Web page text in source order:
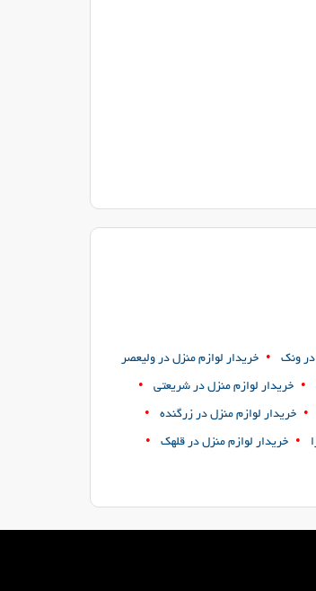
در ونک • خریدار لوازم منزل در ولیعصر
• خریدار لوازم منزل در شریعتی •
• خریدار لوازم منزل در زرگنده •
• خریدار لوازم منزل در قلهک •